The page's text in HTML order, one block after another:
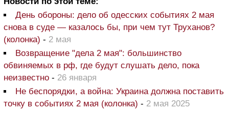
День обороны: дело об одесских событиях 2 мая
снова в суде — казалось бы, при чем тут Труханов?
(колонка) - 2 мая
Возвращение "дела 2 мая": большинство
обвиняемых в рф, где будут слушать дело, пока
неизвестно - 26 января
Не беспорядки, а война: Украина должна поставить
точку в событиях 2 мая (колонка) - 2 мая 2025